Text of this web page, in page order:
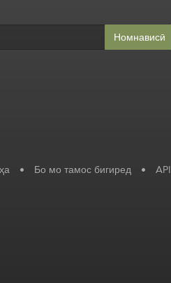
Номнависӣ
• Бо мо тамос бигиред • API